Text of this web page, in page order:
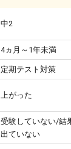
中2
4ヵ月～1年未満
定期テスト対策
上がった
受験していない/結
出ていない